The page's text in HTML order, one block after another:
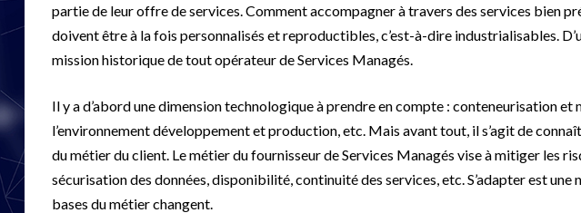
partie de leur offre de services. Comment accompagner à travers des services bien
doivent être à la fois personnalisés et reproductibles, c’est-à-dire industrialisables.
mission historique de tout opérateur de Services Managés.
Il y a d’abord une dimension technologique à prendre en compte : conteneurisation
l’environnement développement et production, etc. Mais avant tout, il s’agit de
du métier du client. Le métier du fournisseur de Services Managés vise à mitiger les
sécurisation des données, disponibilité, continuité des services, etc. S’adapter est une
bases du métier changent.